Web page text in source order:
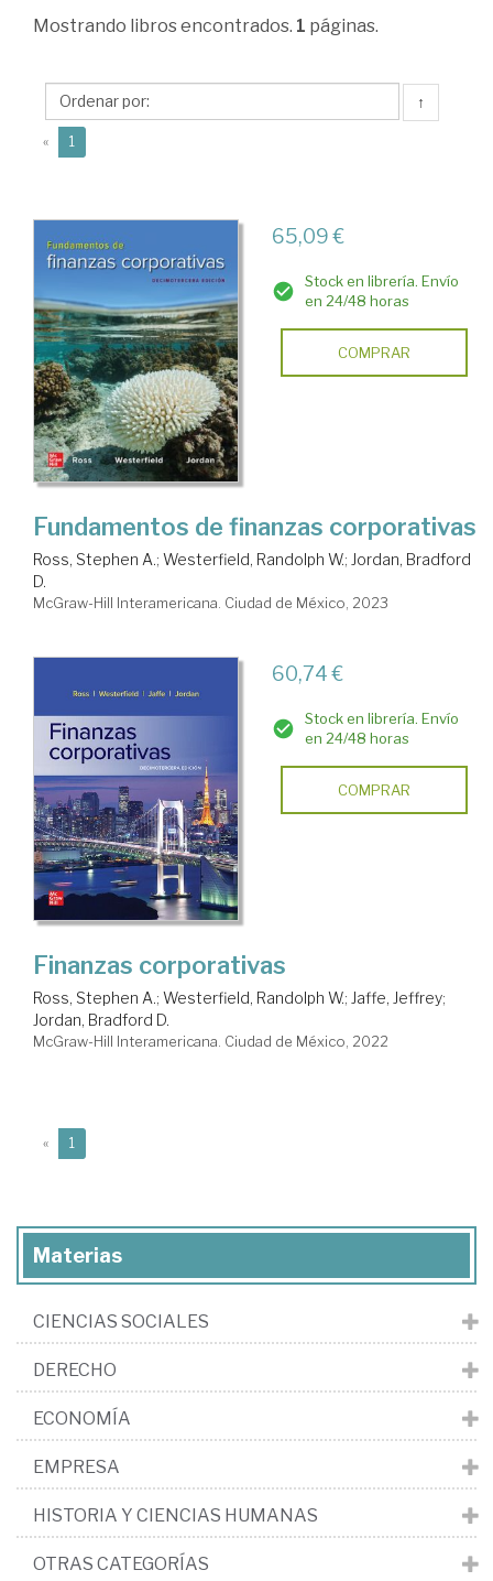
Westerfield,
W.
Mostrando libros encontrados. 1 páginas.
↑
« 1
65,09 €
Stock en librería. Envío
en 24/48 horas
COMPRAR
Fundamentos de finanzas corporativas
Ross, Stephen A.; Westerfield, Randolph W.; Jordan, Bradford
D.
McGraw-Hill Interamericana. Ciudad de México, 2023
60,74 €
Stock en librería. Envío
en 24/48 horas
COMPRAR
Finanzas corporativas
Ross, Stephen A.; Westerfield, Randolph W.; Jaffe, Jeffrey;
Jordan, Bradford D.
McGraw-Hill Interamericana. Ciudad de México, 2022
« 1
Materias
CIENCIAS SOCIALES
DERECHO
ECONOMÍA
EMPRESA
HISTORIA Y CIENCIAS HUMANAS
OTRAS CATEGORÍAS